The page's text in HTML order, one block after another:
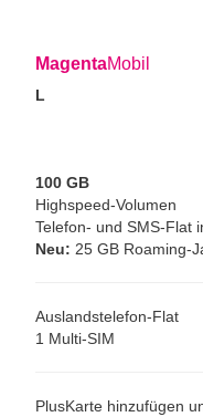
MagentaMobil
L
100 GB
Highspeed-Volumen
Telefon- und SMS-Flat
Neu: 25 GB Roaming-
Auslandstelefon-Flat
1 Multi-SIM
PlusKarte hinzufügen